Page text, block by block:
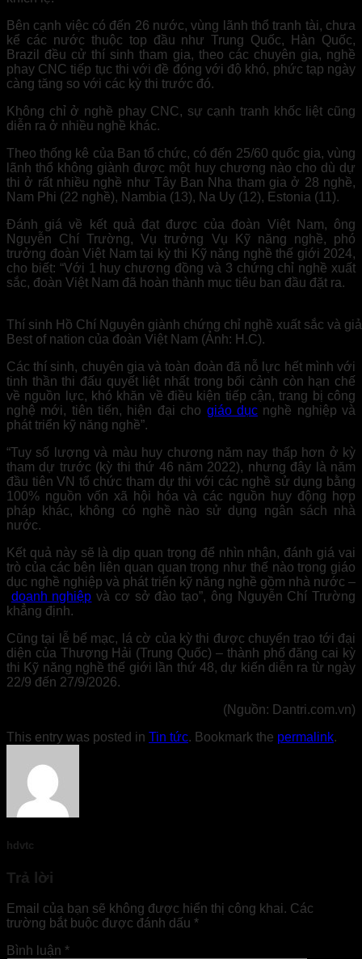
Bên cạnh việc có đến 26 nước, vùng lãnh thổ tranh tài, chưa
kể các nước thuộc top đầu như Trung Quốc, Hàn Quốc,
Brazil đều cử thí sinh tham gia, theo các chuyên gia, nghề
phay CNC tiếp tục thi với đề đóng với độ khó, phức tạp ngày
càng tăng so với các kỳ thi trước đó.
Không chỉ ở nghề phay CNC, sự cạnh tranh khốc liệt cũng
diễn ra ở nhiều nghề khác.
Theo thống kê của Ban tổ chức, có đến 25/60 quốc gia, vùng
lãnh thổ không giành được một huy chương nào cho dù dự
thi ở rất nhiều nghề như Tây Ban Nha tham gia ở 28 nghề,
Nam Phi (22 nghề), Nambia (13), Na Uy (12), Estonia (11).
Đánh giá về kết quả đạt được của đoàn Việt Nam, ông
Nguyễn Chí Trường, Vụ trưởng Vụ Kỹ năng nghề, phó
trưởng đoàn Việt Nam tại kỳ thi Kỹ năng nghề thế giới 2024,
cho biết: “Với 1 huy chương đồng và 3 chứng chỉ nghề xuất
sắc, đoàn Việt Nam đã hoàn thành mục tiêu ban đầu đặt ra.
Thí sinh Hồ Chí Nguyên giành chứng chỉ nghề xuất sắc và
Best of nation của đoàn Việt Nam (Ảnh: H.C).
Các thí sinh, chuyên gia và toàn đoàn đã nỗ lực hết mình với
tinh thần thi đấu quyết liệt nhất trong bối cảnh còn hạn chế
về nguồn lực, khó khăn về điều kiện tiếp cận, trang bị công
nghệ mới, tiên tiến, hiện đại cho giáo dụcnghề nghiệp và
phát triển kỹ năng nghề”.
“Tuy số lượng và màu huy chương năm nay thấp hơn ở kỳ
tham dự trước (kỳ thi thứ 46 năm 2022), nhưng đây là năm
đầu tiên VN tổ chức tham dự thi với các nghề sử dụng bằng
100% nguồn vốn xã hội hóa và các nguồn huy động hợp
pháp khác, không có nghề nào sử dụng ngân sách nhà
nước.
Kết quả này sẽ là dịp quan trọng để nhìn nhận, đánh giá vai
trò của các bên liên quan quan trọng như thế nào trong giáo
dục nghề nghiệp và phát triển kỹ năng nghề gồm nhà nước –
doanh nghiệp và cơ sở đào tạo”, ông Nguyễn Chí Trường
khẳng định.
Cũng tại lễ bế mạc, lá cờ của kỳ thi được chuyển trao tới đại
diện của Thượng Hải (Trung Quốc) – thành phố đăng cai kỳ
thi Kỹ năng nghề thế giới lần thứ 48, dự kiến diễn ra từ ngày
22/9 đến 27/9/2026.
(Nguồn: Dantri.com.vn)
This entry was posted in Tin tức. Bookmark the permalink.
hdvtc
Trả lời
Email của bạn sẽ không được hiển thị công khai. Các
trường bắt buộc được đánh dấu *
Bình luận *